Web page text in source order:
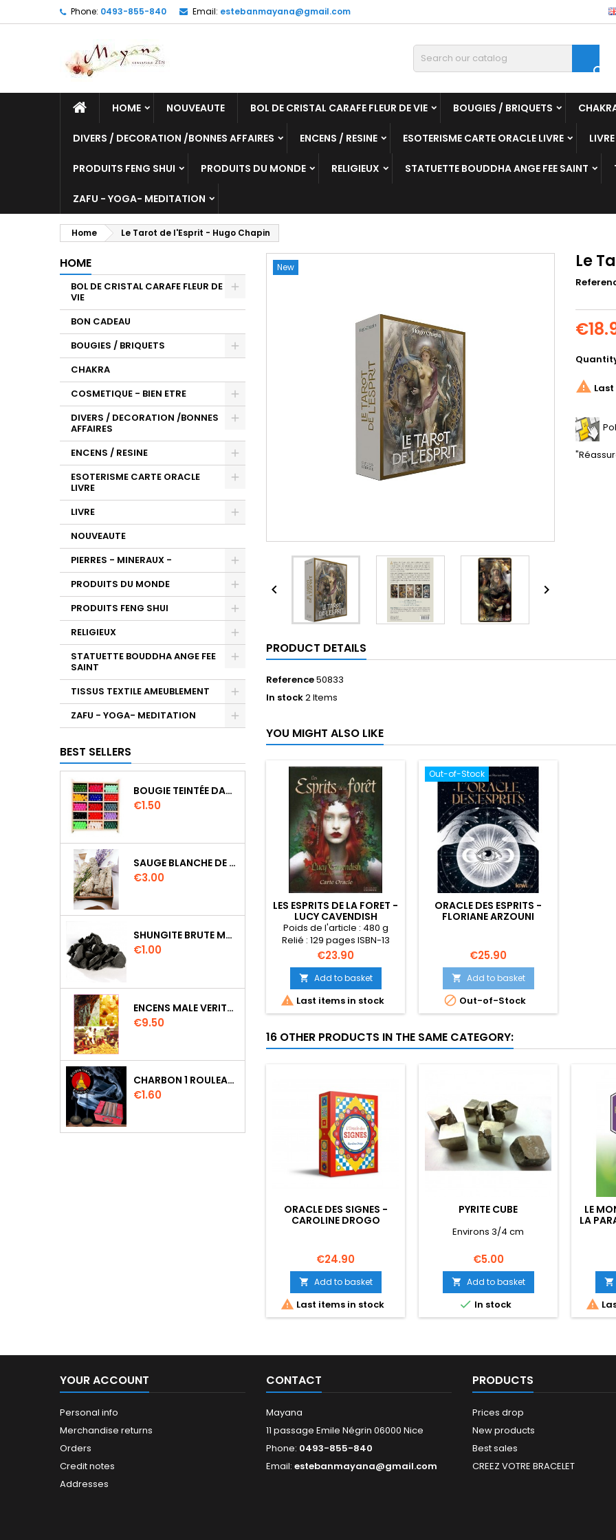
Phone: 0493-855-840 Email: estebanmayana@gmail.com

HOME NOUVEAUTE BOL DE CRISTAL CARAFE FLEUR DE VIE BOUGIES / BRIQUETS
DIVERS / DECORATION /BONNES AFFAIRES ENCENS / RESINE ESOTERISME CARTE ORACLE LIVRE LIVRE
PRODUITS FENG SHUI PRODUITS DU MONDE RELIGIEUX STATUETTE BOUDDHA ANGE FEE SAINT
ZAFU - YOGA- MEDITATION
Home Le Tarot de l'Esprit - Hugo Chapin
HOME
BOL DE CRISTAL CARAFE FLEUR DE
VIE
BON CADEAU
BOUGIES / BRIQUETS
CHAKRA
COSMETIQUE - BIEN ETRE
DIVERS / DECORATION /BONNES
AFFAIRES
ENCENS / RESINE
ESOTERISME CARTE ORACLE
LIVRE
LIVRE
NOUVEAUTE
PIERRES - MINERAUX -
PRODUITS DU MONDE
PRODUITS FENG SHUI
RELIGIEUX
STATUETTE BOUDDHA ANGE FEE
SAINT
TISSUS TEXTILE AMEUBLEMENT
ZAFU - YOGA- MEDITATION
BEST SELLERS
BOUGIE TEINTÉE DANS LA MASSE CIRE VÉGÉTALE DURÉE 8H
Price
€1.50
SAUGE BLANCHE DE CALIFORNIE QUALITE EXTRA PETIT FAGOT 8 A 10 CM
Price
€3.00
SHUNGITE BRUTE MORCEAU 2 A 3 CM
Price
€1.00
ENCENS MALE VERITABLE RARE 20 GR
Price
€9.50
CHARBON 1 ROULEAU DE 10 PASTILLES DIAMETRE 33MM
Price
€1.60
New
 
Le

PRODUCT DETAILS
Reference50833
In stock2 Items
YOU MIGHT ALSO LIKE
LES ESPRITS DE LA FORET -
LUCY CAVENDISH
Poids de l'article : 480 g
Relié : 129 pages ISBN-13
: 978-2361881948 ISBN-10
: 2361881942 Dimensions
: 13.1 x 3.7 x 17.4 cm Éditeur
: Exergue (9 mai 2017)
Langue : : Français
Price
€23.90
 Add to basket
 Last items in stock
Out-of-Stock
ORACLE DES ESPRITS -
FLORIANE ARZOUNI
Price
€25.90
 Add to basket
 Out-of-Stock
16 OTHER PRODUCTS IN THE SAME CATEGORY:
ORACLE DES SIGNES -
CAROLINE DROGO
Price
€24.90
 Add to basket
 Last items in stock
PYRITE CUBE
Environs 3/4 cm
Price
€5.00
 Add to basket
 In stock
LE
LA


YOUR ACCOUNT
Personal info
Merchandise returns
Orders
Credit notes
Addresses
CONTACT
Mayana
11 passage Emile Négrin 06000 Nice
Phone: 0493-855-840
Email: estebanmayana@gmail.com
PRODUCTS
Prices drop
New products
Best sales
CREEZ VOTRE BRACELET